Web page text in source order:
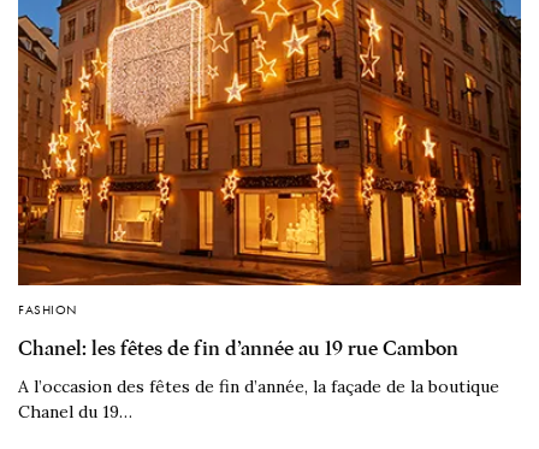
FASHION
Chanel: les fêtes de fin d’année au 19 rue Cambon
A l’occasion des fêtes de fin d’année, la façade de la boutique
Chanel du 19…